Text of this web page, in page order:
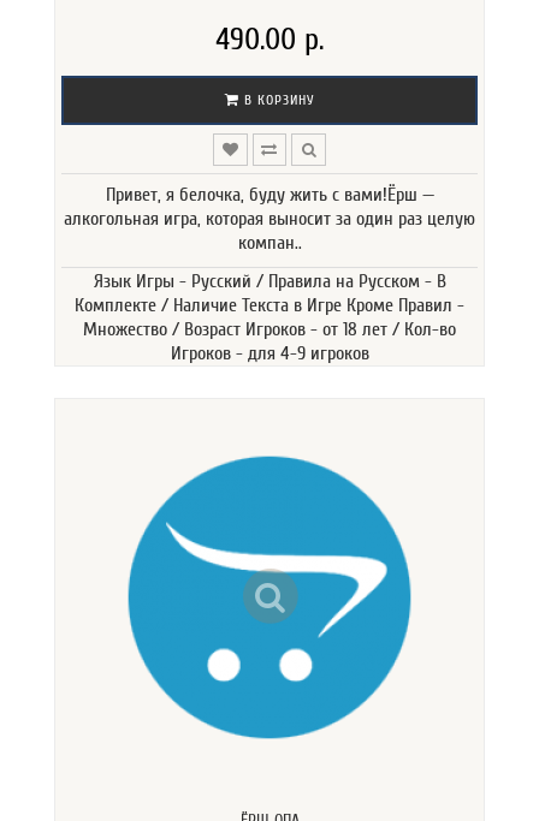
490.00 р.
В КОРЗИНУ
Привет, я белочка, буду жить с вами!Ёрш —
алкогольная игра, которая выносит за один раз целую
компан..
Язык Игры - Русский / Правила на Русском - В
Комплекте / Наличие Текста в Игре Кроме Правил -
Множество / Возраст Игроков - от 18 лет / Кол-во
Игроков - для 4-9 игроков